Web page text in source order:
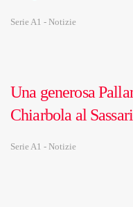
Serie A1 - Notizie
Una generosa
Chiarbola al Sassari
Serie A1 - Notizie